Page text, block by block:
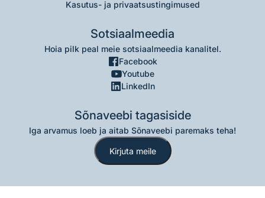
Kasutus- ja privaatsustingimused
Sotsiaalmeedia
Hoia pilk peal meie sotsiaalmeedia kanalitel.
Facebook
Youtube
LinkedIn
Sõnaveebi tagasiside
Iga arvamus loeb ja aitab Sõnaveebi paremaks teha!
Kirjuta meile